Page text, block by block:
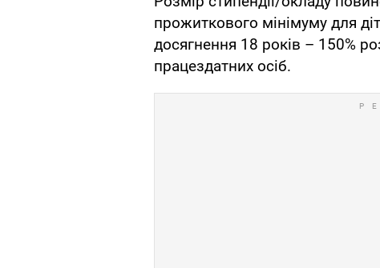
прожиткового мінімуму для
досягнення 18 років – 150%
працездатних осіб.